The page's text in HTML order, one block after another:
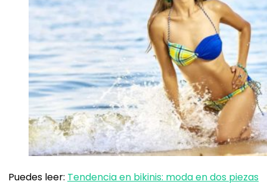
Puedes leer: Tendencia en bikinis: moda en dos piezas